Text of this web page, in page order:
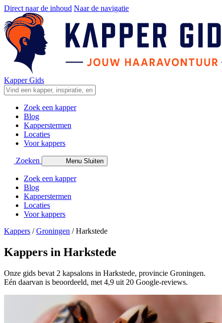
Direct naar de inhoud Naar de navigatie
Kapper Gids
Zoek een kapper
Blog
Kapperstermen
Locaties
Voor kappers
Zoeken Menu Sluiten
Zoek een kapper
Blog
Kapperstermen
Locaties
Voor kappers
Kappers /Groningen /Harkstede
Kappers in Harkstede
Onze gids bevat 2 kapsalons in Harkstede, provincie Groningen.
Eén daarvan is beoordeeld, met 4,9 uit 20 Google-reviews.